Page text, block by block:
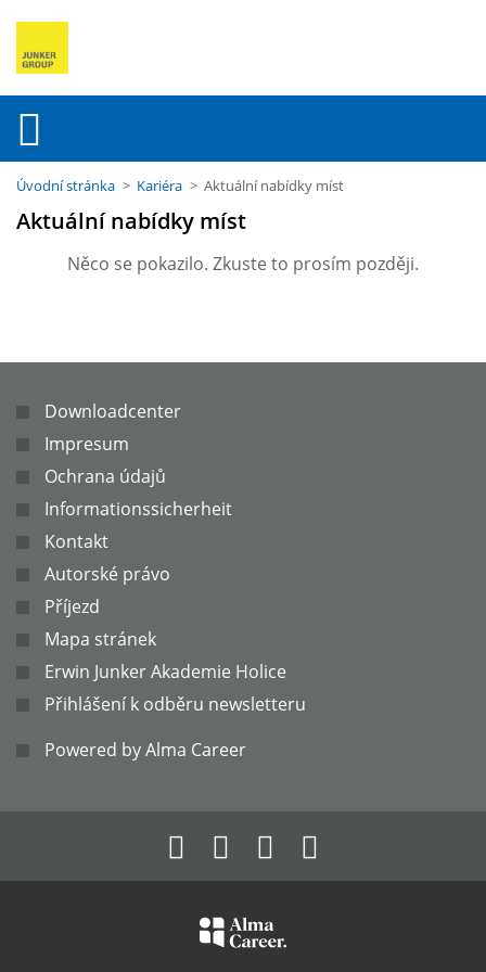
Úvodní stránka > Kariéra > Aktuální nabídky míst
Aktuální nabídky míst
Něco se pokazilo. Zkuste to prosím později.
Downloadcenter
Impresum
Ochrana údajů
Informationssicherheit
Kontakt
Autorské právo
Příjezd
Mapa stránek
Erwin Junker Akademie Holice
Přihlášení k odběru newsletteru
Powered by Alma Career